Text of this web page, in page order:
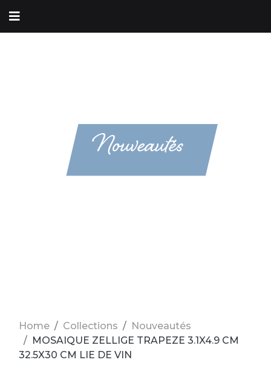
Nouveautés
Home Collections
Nouveautés
MOSAIQUE ZELLIGE TRAPEZE 3.1X4.9 CM
32.5X30 CM LIE DE VIN